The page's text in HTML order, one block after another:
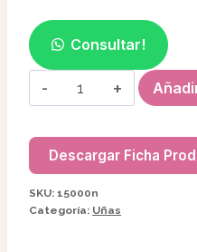
Consultar!
FOIL
DE
15000n
cantidad
Descargar Ficha
SKU: 15000n
Categoría: Uñas